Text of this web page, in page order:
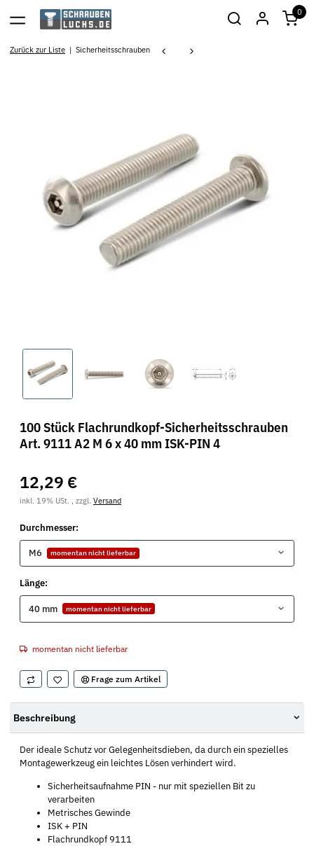
0
Zurück zur Liste Sicherheitsschrauben
100 Stück Flachrundkopf-Sicherheitsschrauben
Art. 9111 A2 M 6 x 40 mm ISK-PIN 4
12,29 €
inkl. 19% USt. , zzgl. Versand
Durchmesser:
M6 momentan nicht lieferbar
Länge:
40 mm momentan nicht lieferbar
momentan nicht lieferbar
Frage zum Artikel
Beschreibung
Der ideale Schutz vor Gelegenheitsdieben, da durch ein spezielles
Montagewerkzeug ein leichtes Lösen verhindert wird.
Sicherheitsaufnahme PIN - nur mit speziellen Bit zu
verarbeiten
Metrisches Gewinde
ISK + PIN
Flachrundkopf 9111